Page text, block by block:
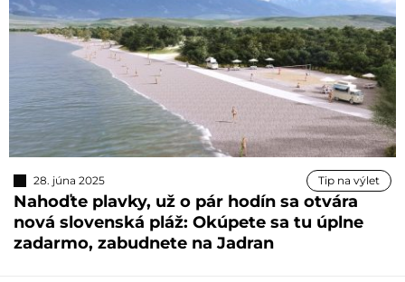
28. júna 2025 Tip na výlet
Nahoďte plavky, už o pár hodín sa otvára
nová slovenská pláž: Okúpete sa tu úplne
zadarmo, zabudnete na Jadran